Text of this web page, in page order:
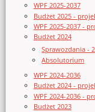
WPF 2025-2037
Budżet 2025 -
WPF 2025-2037 -
Budżet 2024
Sprawozdania -
Absolutorium
WPF 2024-2036
Budżet 2024 -
WPF 2024-2036 -
Budżet 2023